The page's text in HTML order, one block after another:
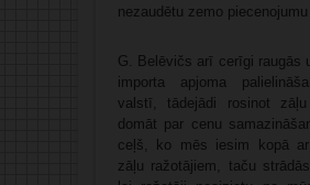
nezaudētu zemo piecenojumu
G. Belēvičs arī cerīgi raugās
importa apjoma
valstī, tādejādi rosinot zāļu
domāt par cenu
ceļš, ko mēs iesim kopā
zāļu ražotājiem, taču